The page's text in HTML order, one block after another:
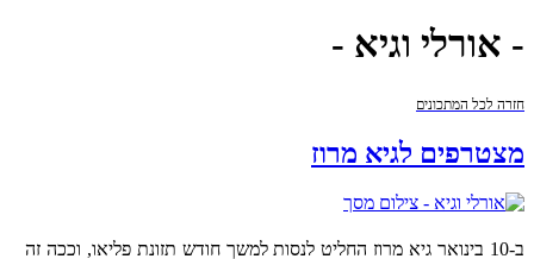
- אורלי וגיא -
חזרה לכל המתכונים
מצטרפים לגיא מרוז
ב-10 בינואר גיא מרוז החליט לנסות למשך חודש תזונת פליאו, וככה זה